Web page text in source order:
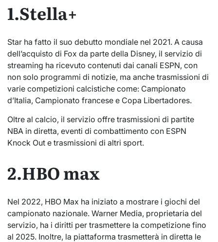
1.Stella+
Star ha fatto il suo debutto mondiale nel 2021. A causa
dell’acquisto di Fox da parte della Disney, il servizio di
streaming ha ricevuto contenuti dai canali ESPN, con
non solo programmi di notizie, ma anche trasmissioni di
varie competizioni calcistiche come: Campionato
d’Italia, Campionato francese e Copa Libertadores.
Oltre al calcio, il servizio offre trasmissioni di partite
NBA in diretta, eventi di combattimento con ESPN
Knock Out e trasmissioni di altri sport.
2.HBO max
Nel 2022, HBO Max ha iniziato a mostrare i giochi del
campionato nazionale. Warner Media, proprietaria del
servizio, ha i diritti per trasmettere la competizione fino
al 2025. Inoltre, la piattaforma trasmetterà in diretta le